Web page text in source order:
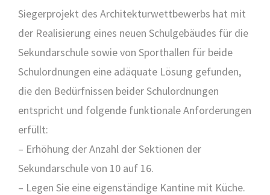
Siegerprojekt des Architekturwettbewerbs hat mit
der Realisierung eines neuen Schulgebäudes für die
Sekundarschule sowie von Sporthallen für beide
Schulordnungen eine adäquate Lösung gefunden,
die den Bedürfnissen beider Schulordnungen
entspricht und folgende funktionale Anforderungen
erfüllt:
– Erhöhung der Anzahl der Sektionen der
Sekundarschule von 10 auf 16.
– Legen Sie eine eigenständige Kantine mit Küche.